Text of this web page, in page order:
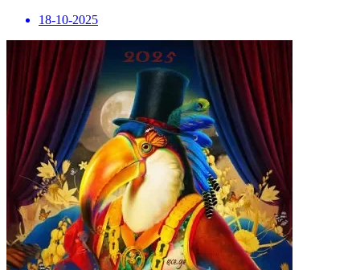
18-10-2025